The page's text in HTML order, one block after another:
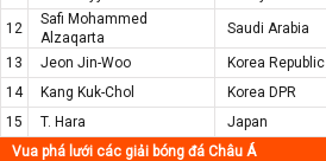
12
Safi Mohammed
Alzaqarta
Saudi Arabia
13 Jeon Jin-Woo Korea Republic
14
Kang Kuk-Chol Korea DPR
15
T. Hara Japan
Vua phá lưới các giải bóng đá Châu Á